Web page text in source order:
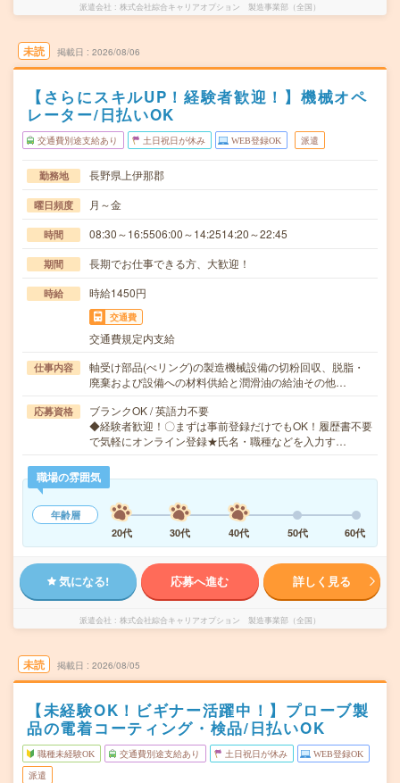
派遣会社 株式会社綜合キャリアオプション 製造事業部（全国）
未読 掲載日 2026/08/06
【さらにスキルUP！経験者歓迎！】機械オペ
レーター/日払いOK
交通費別途支給あり 土日祝日が休み WEB登録OK 派遣
勤務地 長野県上伊那郡
曜日頻度 月～金
時間 08:30～16:5506:00～14:2514:20～22:45
期間 長期でお仕事できる方、大歓迎！
時給 時給1450円
交通費
交通費規定内支給
仕事内容
軸受け部品(べリング)の製造機械設備の切粉回収、脱脂・
廃棄および設備への材料供給と潤滑油の給油その他…
応募資格
ブランクOK / 英語力不要
◆経験者歓迎！〇まずは事前登録だけでもOK！履歴書不要
で気軽にオンライン登録★氏名・職種などを入力す…
職場の雰囲気
年齢層
20代
30代 40代 50代 60代
気になる! 応募へ進む 詳しく見る
派遣会社 株式会社綜合キャリアオプション 製造事業部（全国）
未読 掲載日 2026/08/05
【未経験OK！ビギナー活躍中！】プローブ製
品の電着コーティング・検品/日払いOK
職種未経験OK 交通費別途支給あり 土日祝日が休み WEB登録OK
派遣